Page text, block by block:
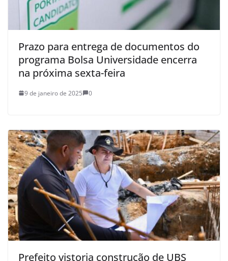
Prazo para entrega de documentos do
programa Bolsa Universidade encerra
na próxima sexta-feira
9 de janeiro de 2025 0
Prefeito vistoria construção de UBS